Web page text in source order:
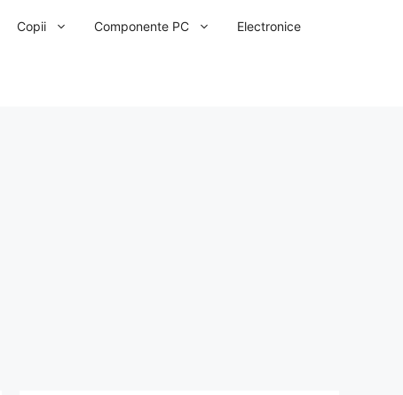
Copii Componente PC Electronice